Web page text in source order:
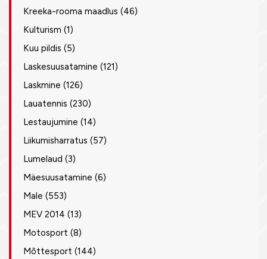
Kreeka-rooma maadlus (46)
Kulturism (1)
Kuu pildis (5)
Laskesuusatamine (121)
Laskmine (126)
Lauatennis (230)
Lestaujumine (14)
Liikumisharratus (57)
Lumelaud (3)
Mäesuusatamine (6)
Male (553)
MEV 2014 (13)
Motosport (8)
Mõttesport (144)